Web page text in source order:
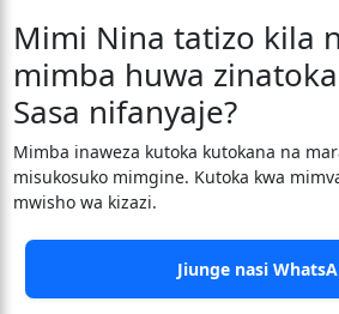
Mimi Nina tatizo kila
mimba huwa
Sasa nifanyaje?
Mimba inaweza kutoka kutokana na
misukosuko mimgine. Kutoka kwa
mwisho wa kizazi.
Jiunge nasi